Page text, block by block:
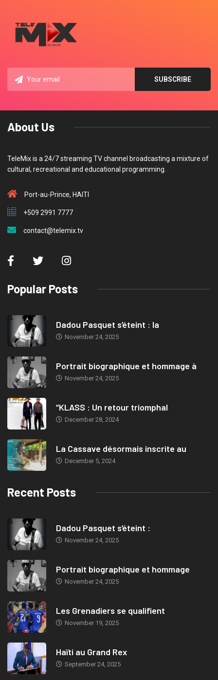
About Us
TeleMix is a 24/7 streaming TV channel broadcasting a mixture of
cultural, recreational and educational programming.
Port-au-Prince, HAITI
+509 2991 7777
contact@telemix.tv
Popular Posts
Dadou Pasquet s’éteint : la
November 24, 2025
Portrait biographique et hommage à
November 24, 2025
“KLASS : Un retour triomphal
December 28, 2024
La Cassave désormais inscrite au
December 5, 2024
Recent Posts
Dadou Pasquet s’éteint :
November 24, 2025
Portrait biographique et hommage
November 24, 2025
Les Grenadiers se qualifient
November 19, 2025
Haïti au Grand Rex
September 24, 2025